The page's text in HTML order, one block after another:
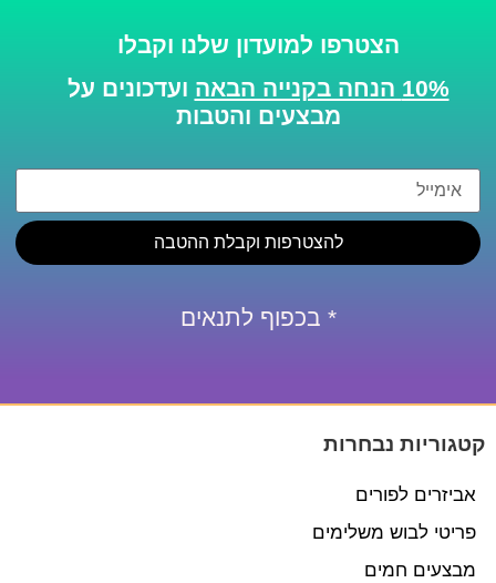
הצטרפו למועדון שלנו וקבלו
10% הנחה בקנייה הבאה
ועדכונים על
מבצעים והטבות
להצטרפות וקבלת ההטבה
* בכפוף לתנאים
קטגוריות נבחרות
אביזרים לפורים
פריטי לבוש משלימים
מבצעים חמים